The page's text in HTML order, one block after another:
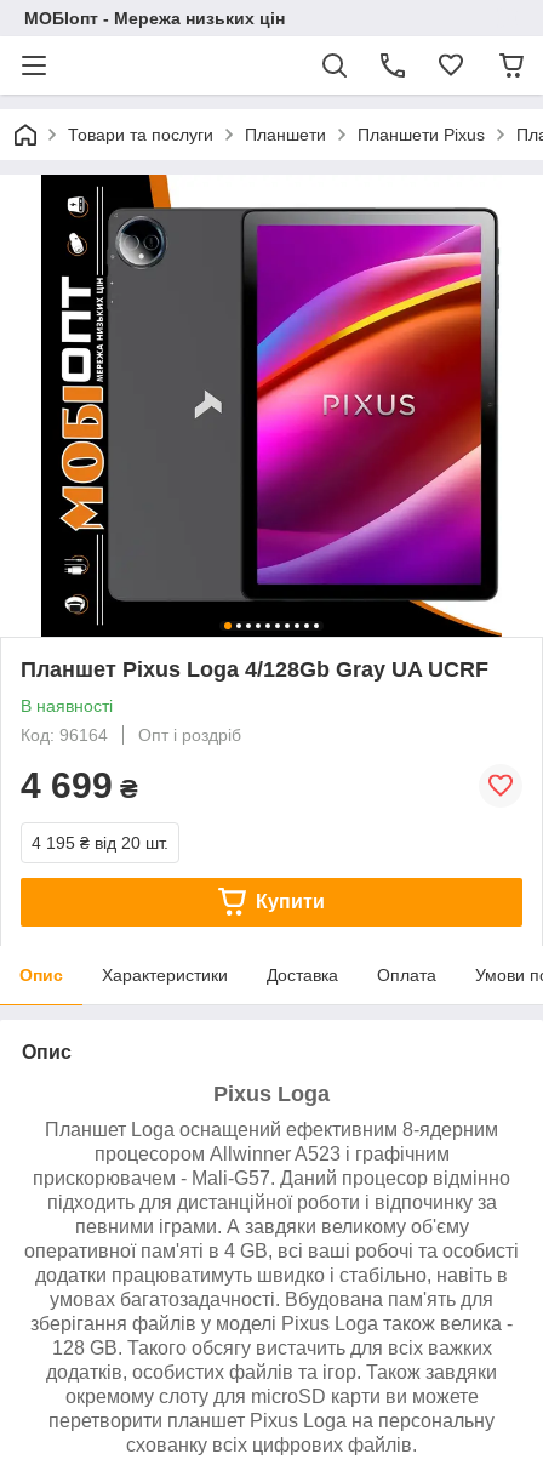
МОБІопт - Мережа низьких цін
Товари та послуги Планшети Планшети Pixus
Планшет Pixus Loga 4/128Gb Gray UA UCRF
В наявності
Код: 96164
Опт і роздріб
4 699 ₴
4 195 ₴ від 20 шт.
Купити
Опис Характеристики Доставка Оплата Умови
Опис
Pixus Loga
Планшет Loga оснащений ефективним 8-ядерним
процесором Allwinner A523 і графічним
прискорювачем - Mali-G57. Даний процесор відмінно
підходить для дистанційної роботи і відпочинку за
певними іграми. А завдяки великому об'єму
оперативної пам'яті в 4 GB, всі ваші робочі та особисті
додатки працюватимуть швидко і стабільно, навіть в
умовах багатозадачності. Вбудована пам'ять для
зберігання файлів у моделі Pixus Loga також велика -
128 GB. Такого обсягу вистачить для всіх важких
додатків, особистих файлів та ігор. Також завдяки
окремому слоту для microSD карти ви можете
перетворити планшет Pixus Loga на персональну
схованку всіх цифрових файлів.